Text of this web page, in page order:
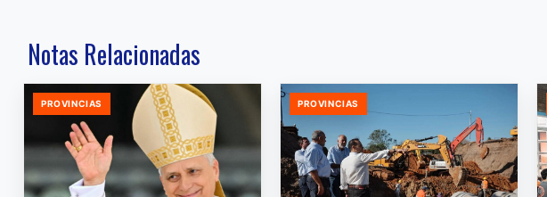
Notas Relacionadas
PROVINCIAS PROVINCIAS